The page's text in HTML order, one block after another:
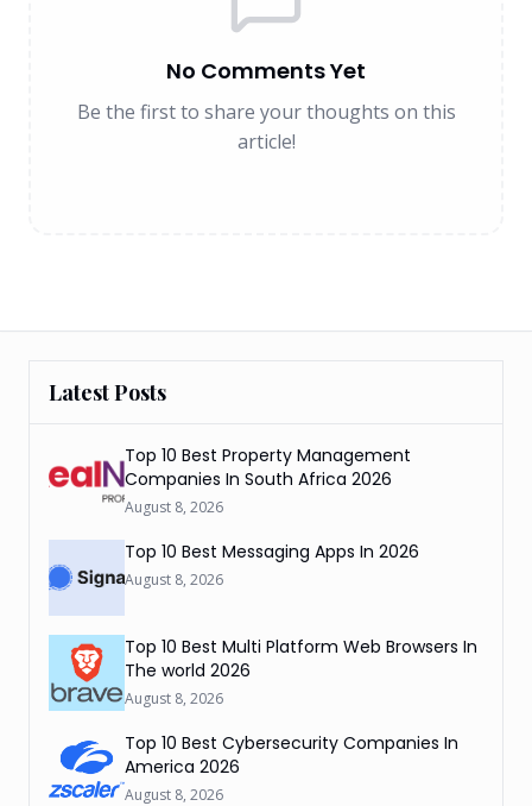
No Comments Yet
Be the first to share your thoughts on this
article!
Latest Posts
Top 10 Best Property Management
Companies In South Africa 2026
August 8, 2026
Top 10 Best Messaging Apps In 2026
August 8, 2026
Top 10 Best Multi Platform Web Browsers In
The world 2026
August 8, 2026
Top 10 Best Cybersecurity Companies In
America 2026
August 8, 2026